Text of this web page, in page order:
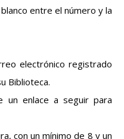
entre el número y la
electrónico registrado
Biblioteca.
un enlace a seguir para
con un mínimo de 8 y un